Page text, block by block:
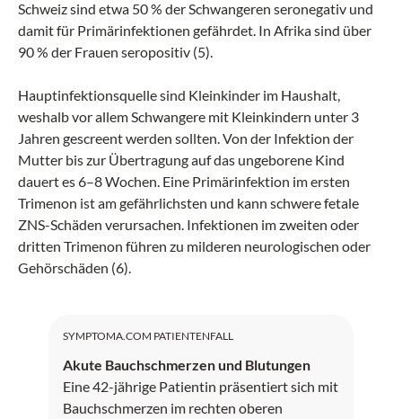
Schweiz sind etwa 50 % der Schwangeren seronegativ und
damit für Primärinfektionen gefährdet. In Afrika sind über
90 % der Frauen seropositiv (5).
Hauptinfektionsquelle sind Kleinkinder im Haushalt,
weshalb vor allem Schwangere mit Kleinkindern unter 3
Jahren gescreent werden sollten. Von der Infektion der
Mutter bis zur Übertragung auf das ungeborene Kind
dauert es 6–8 Wochen. Eine Primärinfektion im ersten
Trimenon ist am gefährlichsten und kann schwere fetale
ZNS-Schäden verursachen. Infektionen im zweiten oder
dritten Trimenon führen zu milderen neurologischen oder
Gehörschäden (6).
SYMPTOMA.COM PATIENTENFALL
Akute Bauchschmerzen und Blutungen
Eine 42-jährige Patientin präsentiert sich mit
Bauchschmerzen im rechten oberen